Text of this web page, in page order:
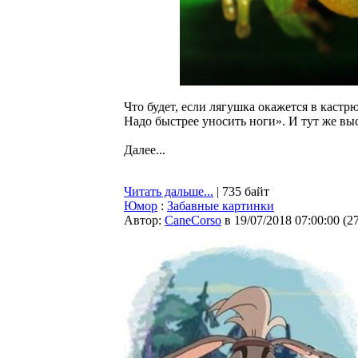
Что будет, если лягушка окажется в
Надо быстрее уносить ноги». И тут же
Далее...
Читать дальше... | 735 байт
Юмор : Забавные картинки
Автор: CaneCorso в 19/07/2018 07:00:00 (